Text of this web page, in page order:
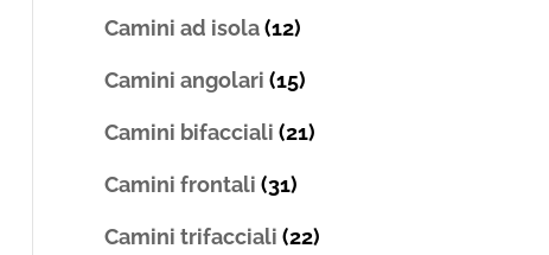
Camini ad isola (12)
Camini angolari (15)
Camini bifacciali (21)
Camini frontali (31)
Camini trifacciali (22)